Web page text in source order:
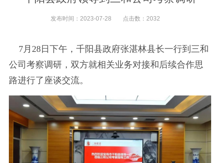
发布时间： 2023-07-28 点击数： 2032
7月28日下午，千阳县政府张湛林县长一行到三和
公司考察调研，双方就相关业务对接和后续合作思
路进行了座谈交流。